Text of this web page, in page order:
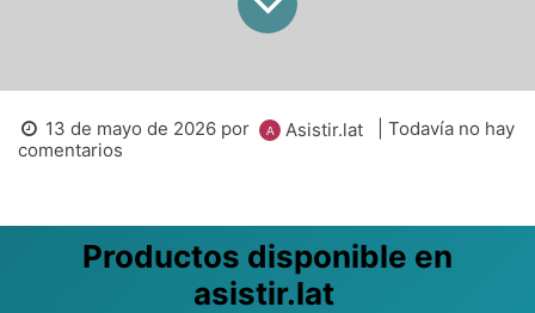
13 de mayo de 2026 por Asistir.lat
| Todavía no hay
comentarios
Productos disponible en
asistir.lat